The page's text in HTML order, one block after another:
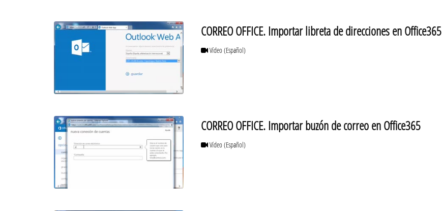
CORREO OFFICE. Importar libreta de direcciones en Office365
Vídeo(Español)
CORREO OFFICE. Importar buzón de correo en Office365
Vídeo(Español)